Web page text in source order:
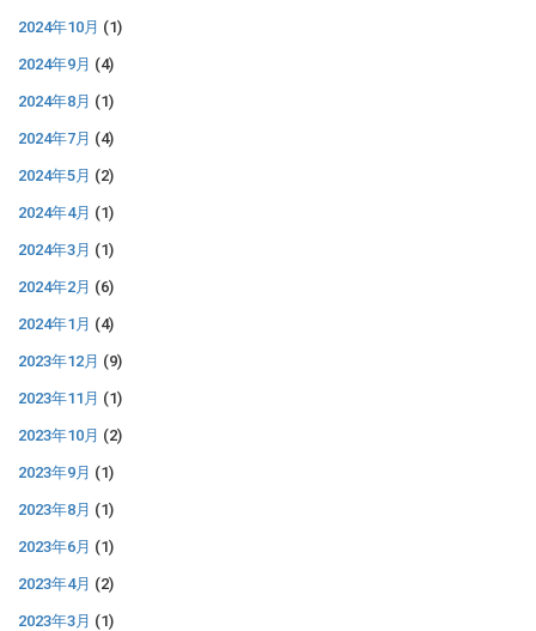
2024年10月 (1)
2024年9月 (4)
2024年8月 (1)
2024年7月 (4)
2024年5月 (2)
2024年4月 (1)
2024年3月 (1)
2024年2月 (6)
2024年1月 (4)
2023年12月 (9)
2023年11月 (1)
2023年10月 (2)
2023年9月 (1)
2023年8月 (1)
2023年6月 (1)
2023年4月 (2)
2023年3月 (1)